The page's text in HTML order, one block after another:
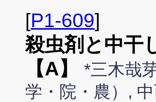
[P1-609]
殺虫剤と中干
【A】
*三木哉
学・院・農）,